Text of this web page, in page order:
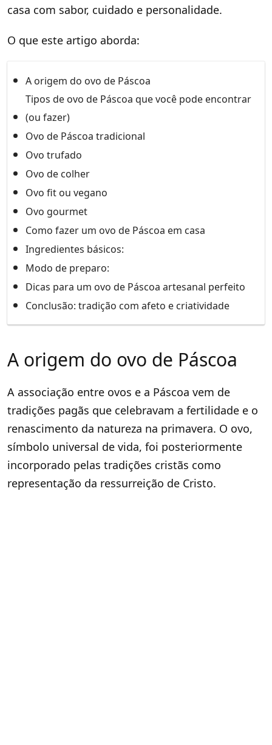
casa com sabor, cuidado e personalidade.
O que este artigo aborda:
A origem do ovo de Páscoa
Tipos de ovo de Páscoa que você pode encontrar
(ou fazer)
Ovo de Páscoa tradicional
Ovo trufado
Ovo de colher
Ovo fit ou vegano
Ovo gourmet
Como fazer um ovo de Páscoa em casa
Ingredientes básicos:
Modo de preparo:
Dicas para um ovo de Páscoa artesanal perfeito
Conclusão: tradição com afeto e criatividade
A origem do ovo de Páscoa
A associação entre ovos e a Páscoa vem de
tradições pagãs que celebravam a fertilidade e o
renascimento da natureza na primavera. O ovo,
símbolo universal de vida, foi posteriormente
incorporado pelas tradições cristãs como
representação da ressurreição de Cristo.